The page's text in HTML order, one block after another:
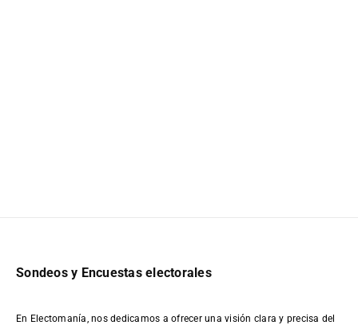
Sondeos y Encuestas electorales
En Electomanía, nos dedicamos a ofrecer una visión clara y precisa del